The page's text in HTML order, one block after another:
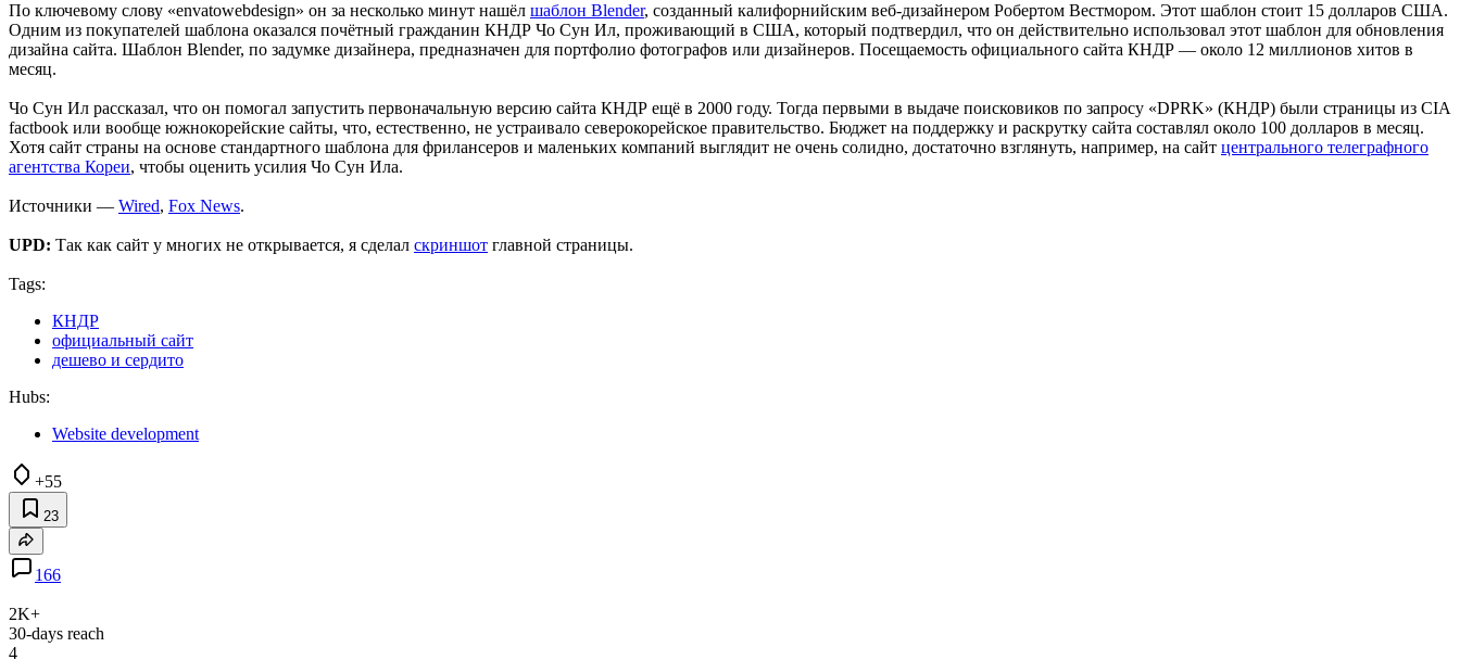
По ключевому слову «envatowebdesign» он за несколько минут нашёл шаблон Blender, созданный калифорнийским веб-дизайнером Робертом Вестмором. Этот шаблон стоит 15 долларов США.
Одним из покупателей шаблона оказался почётный гражданин КНДР Чо Сун Ил, проживающий в США, который подтвердил, что он действительно использовал этот шаблон для обновления
дизайна сайта. Шаблон Blender, по задумке дизайнера, предназначен для портфолио фотографов или дизайнеров. Посещаемость официального сайта КНДР — около 12 миллионов хитов в
месяц.
Чо Сун Ил рассказал, что он помогал запустить первоначальную версию сайта КНДР ещё в 2000 году. Тогда первыми в выдаче поисковиков по запросу «DPRK» (КНДР) были страницы из CIA
factbook или вообще южнокорейские сайты, что, естественно, не устраивало cеверокорейское правительство. Бюджет на поддержку и раскрутку сайта составлял около 100 долларов в месяц.
Хотя сайт страны на основе стандартного шаблона для фрилансеров и маленьких компаний выглядит не очень солидно, достаточно взглянуть, например, на сайт центрального телеграфного
агентства Кореи, чтобы оценить усилия Чо Сун Ила.
Источники — Wired, Fox News.
UPD: Так как сайт у многих не открывается, я сделал скриншот главной страницы.
Tags:
КНДР
официальный сайт
дешево и сердито
Hubs:
Website development
+55
23
166
2K+
30-days reach
4